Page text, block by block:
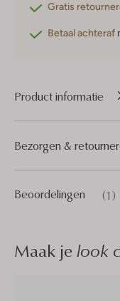
Gratis
Betaal achteraf
Product informatie
Beoordelingen (1)
Bezorgen &
Maak je look